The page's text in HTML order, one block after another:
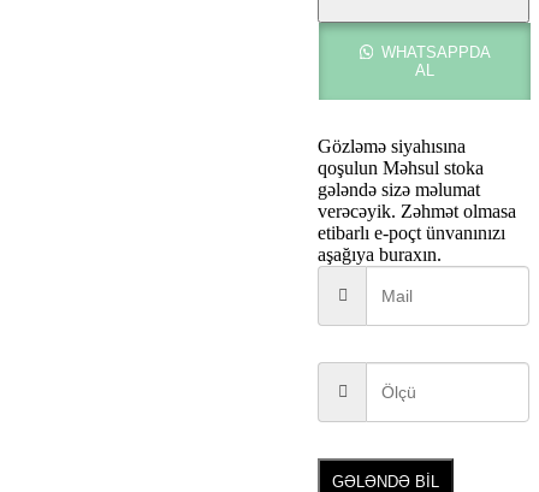
WHATSAPPDA
AL
Gözləmə siyahısına
qoşulun Məhsul stoka
gələndə sizə məlumat
verəcəyik. Zəhmət olmasa
etibarlı e-poçt ünvanınızı
aşağıya buraxın.
GƏLƏNDƏ BİL